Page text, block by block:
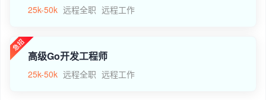
25k-50k 远程全职 远程工作
高级Go开发工程师
25k-50k 远程全职 远程工作